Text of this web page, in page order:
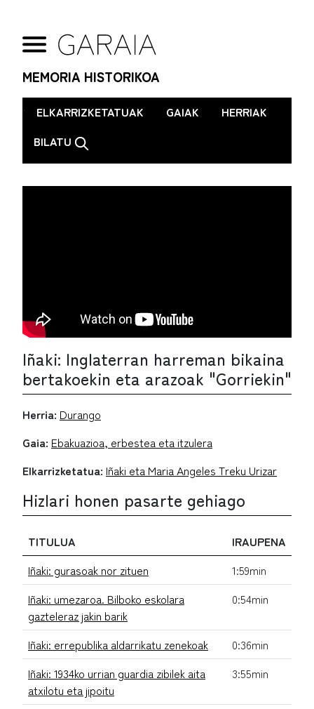
MEMORIA HISTORIKOA
. ELKARRIZKETATUAK GAIAK
HERRIAK
BILATU
Iñaki: Inglaterran harreman bikaina
bertakoekin eta arazoak "Gorriekin"
Herria: Durango
Gaia: Ebakuazioa, erbestea eta itzulera
Elkarrizketatua: Iñaki eta Maria Angeles Treku Urizar
Hizlari honen pasarte gehiago
TITULUA
IRAUPENA
Iñaki: gurasoak nor zituen
1:59min
Iñaki: umezaroa. Bilboko eskolara
gazteleraz jakin barik
0:54min
Iñaki: errepublika aldarrikatu zenekoak
0:36min
Iñaki: 1934ko urrian guardia zibilek aita
atxilotu eta jipoitu
3:55min